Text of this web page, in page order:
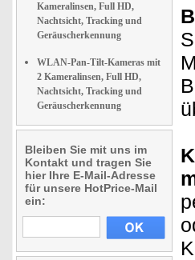
Kameralinsen, Full HD,
Nachtsicht, Tracking und
Geräuscherkennung
WLAN-Pan-Tilt-Kameras mit
2 Kameralinsen, Full HD,
Nachtsicht, Tracking und
Geräuscherkennung
Bleiben Sie mit uns im
Kontakt und tragen Sie
hier Ihre E-Mail-Adresse
für unsere HotPrice-Mail
ein: